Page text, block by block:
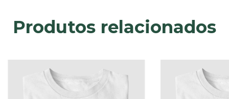
Produtos relacionados